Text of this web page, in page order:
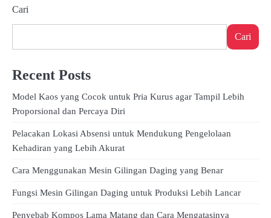
Cari
Cari
Recent Posts
Model Kaos yang Cocok untuk Pria Kurus agar Tampil Lebih
Proporsional dan Percaya Diri
Pelacakan Lokasi Absensi untuk Mendukung Pengelolaan
Kehadiran yang Lebih Akurat
Cara Menggunakan Mesin Gilingan Daging yang Benar
Fungsi Mesin Gilingan Daging untuk Produksi Lebih Lancar
Penyebab Kompos Lama Matang dan Cara Mengatasinya